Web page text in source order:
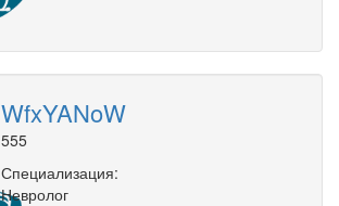
WfxYANoW
555
Специализация:
Невролог